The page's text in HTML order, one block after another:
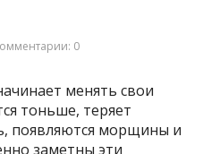
0
менять свои
тоньше, теряет
появляются морщины и
заметны эти